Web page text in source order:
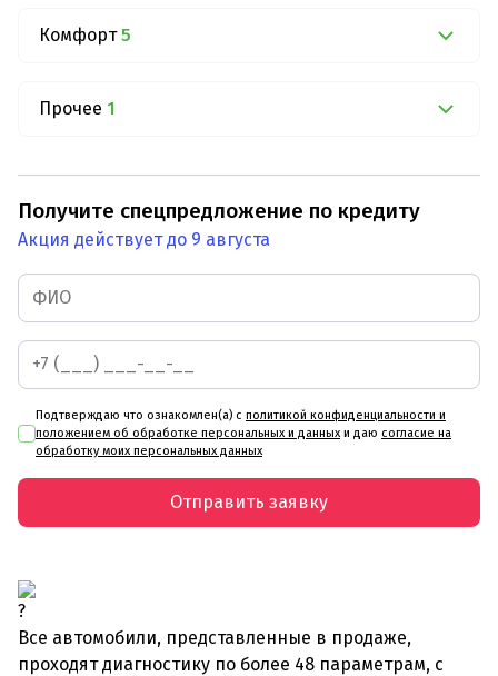
Комфорт 5
Прочее 1
Получите спецпредложение по кредиту
Акция действует до 9 августа
Подтверждаю что ознакомлен(а) с политикой конфиденциальности и
положением об обработке персональных и данных и даю согласие на
обработку моих персональных данных
Отправить заявку
Все автомобили, представленные в продаже,
проходят диагностику по более 48 параметрам, с